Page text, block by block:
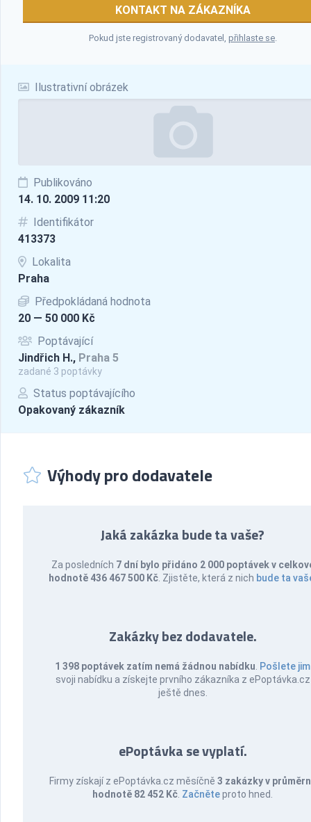
Ilustrativní obrázek
Publikováno
14. 10. 2009 11:20
Identifikátor
413373
Lokalita
Praha
Předpokládaná hodnota
20 — 50 000 Kč
Poptávající
Jindřich H., Praha 5
zadané 3 poptávky
Status poptávajícího
Opakovaný zákazník
KONTAKT NA ZÁKAZNÍKA
Pokud jste registrovaný dodavatel, přihlaste se.
Výhody pro dodavatele
Jaká zakázka bude ta vaše?
Za posledních 7 dní bylo přidáno 2 000 poptávek v
hodnotě 436 467 500 Kč . Zjistěte, která z nich bude ta
Zakázky bez dodavatele.
1 398 poptávek zatím nemá žádnou nabídku Pošlete jim
svoji nabídku a získejte prvního zákazníka z ePoptávka.cz
ještě dnes.
ePoptávka se vyplatí.
Firmy získají z ePoptávka.cz měsíčně 3 zakázky v
hodnotě 82 452 Kč Začněteproto hned.